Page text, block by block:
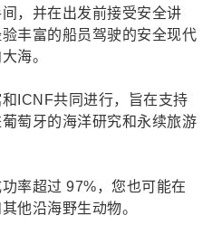
，并在出发前接受安全讲
丰富的船员驾驶的安全现代
海。
ICNF共同进行，旨在支持
萄牙的海洋研究和永续旅游
率超过 97%，您也可能在
他沿海野生动物。